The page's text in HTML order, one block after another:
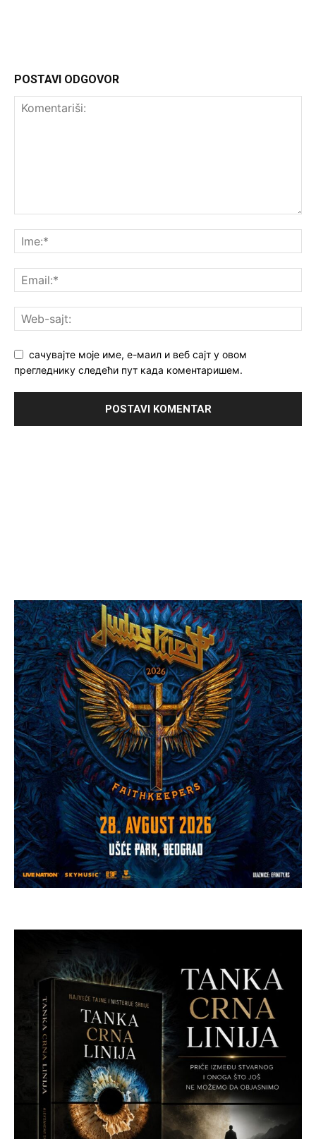
POSTAVI ODGOVOR
сачувајте моје име, е-маил и веб сајт у овом
прегледнику следећи пут када коментаришем.